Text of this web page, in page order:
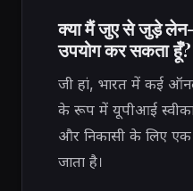
क्या मैं जुए से जुड़े
उपयोग कर सकता हूँ?
जी हां, भारत में कई
के रूप में यूपीआई
और निकासी के लिए
जाता है।